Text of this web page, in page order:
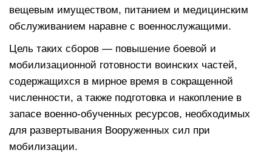
вещевым имуществом, питанием и медицинским
обслуживанием наравне с военнослужащими.
Цель таких сборов — повышение боевой и
мобилизационной готовности воинских частей,
содержащихся в мирное время в сокращенной
численности, а также подготовка и накопление в
запасе военно-обученных ресурсов, необходимых
для развертывания Вооруженных сил при
мобилизации.